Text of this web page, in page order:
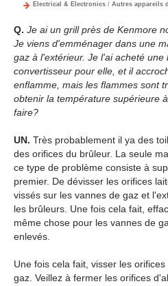
Electrical & Electronics / Autres appareils
Q. Je ai un grill près de Kenmore
Je viens d'emménager dans une
gaz à l'extérieur. Je l'ai acheté
convertisseur pour elle, et il
enflamme, mais les flammes sont
obtenir la température supérieure
faire?
UN. Très probablement il ya des
des orifices du brûleur. La seule
ce type de problème consiste à
premier. De dévisser les orifices
vissés sur les vannes de gaz et
les brûleurs. Une fois cela fait,
même chose pour les vannes de
enlevés.
Une fois cela fait, visser les
gaz. Veillez à fermer les orifices